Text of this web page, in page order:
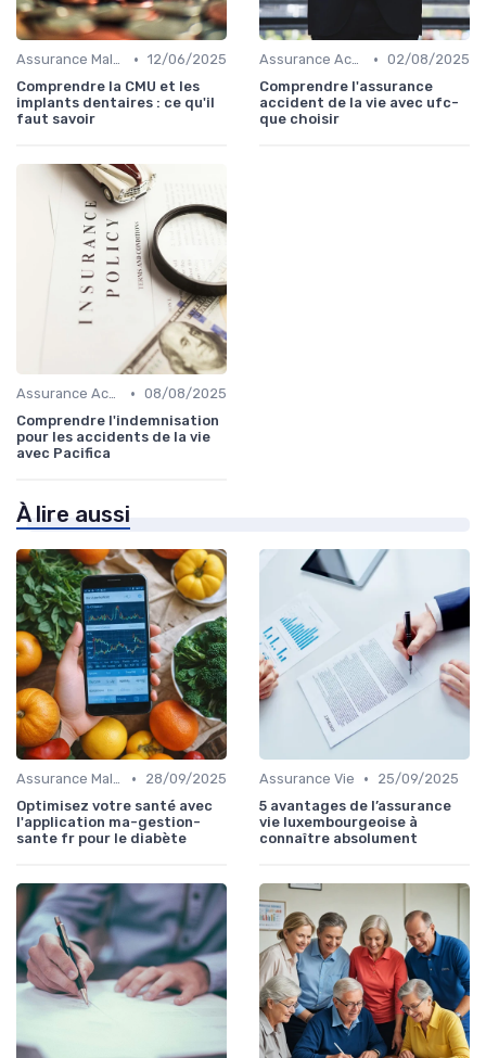
Assurance Maladie • 12/06/2025
Comprendre la CMU et les
implants dentaires : ce qu'il
faut savoir
Assurance Accident • 02/08/2025
Comprendre l'assurance
accident de la vie avec ufc-
que choisir
Assurance Accident • 08/08/2025
Comprendre l'indemnisation
pour les accidents de la vie
avec Pacifica
À lire aussi
Assurance Maladie •
28/09/2025
Optimisez votre santé avec
l'application ma-gestion-
sante fr pour le diabète
Assurance Vie •
25/09/2025
5 avantages de l’assurance
vie luxembourgeoise à
connaître absolument